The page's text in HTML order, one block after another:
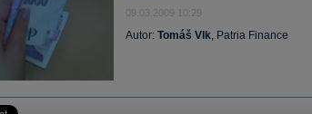
09.03.2009 10:29
Autor: Tomáš Vlk, Patria Finance